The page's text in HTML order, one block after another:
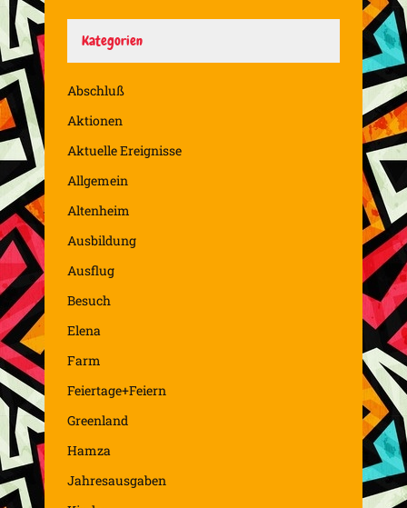
Kategorien
Abschluß
Aktionen
Aktuelle Ereignisse
Allgemein
Altenheim
Ausbildung
Ausflug
Besuch
Elena
Farm
Feiertage+Feiern
Greenland
Hamza
Jahresausgaben